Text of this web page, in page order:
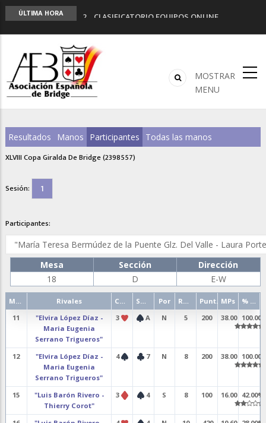
ÚLTIMA HORA
2º CLASIFICATORIO EQUIPOS ONLINE
Monitores de Bridge
ANUNCIATE EN NUESTRA REVISTA
NUEVA PROGRAMACIÓN TORNEOS FUNBRIDGE
MOSTRAR
MENU
Resultados Manos Participantes Todas las manos
XLVIII Copa Giralda De Bridge (2398557)
Sesión: 1
Participantes:
Mesa Sección
Dirección
18
D E-W
Rivales Por Punt. MPs
11
"Elvira López Díaz -
Maria Eugenia
Serrano Trigueros"
3 A N 5 200 38.00
12
"Elvira López Díaz -
Maria Eugenia
Serrano Trigueros"
4 7 N 8 200 38.00
15
"Luis Barón Rivero -
Thierry Corot"
3 4 S 8 100 16.00 42.00%